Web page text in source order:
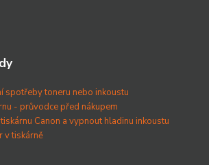
spotřeby toneru nebo inkoustu
- průvodce před nákupem
Canon a vypnout hladinu inkoustu
v tiskárně